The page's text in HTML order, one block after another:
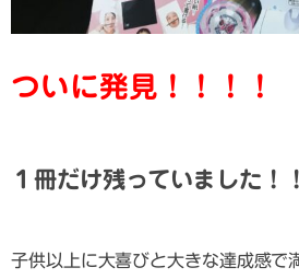
ついに発見！！！！
１冊だけ残っていました！
子供以上に大喜びと大きな達成感で